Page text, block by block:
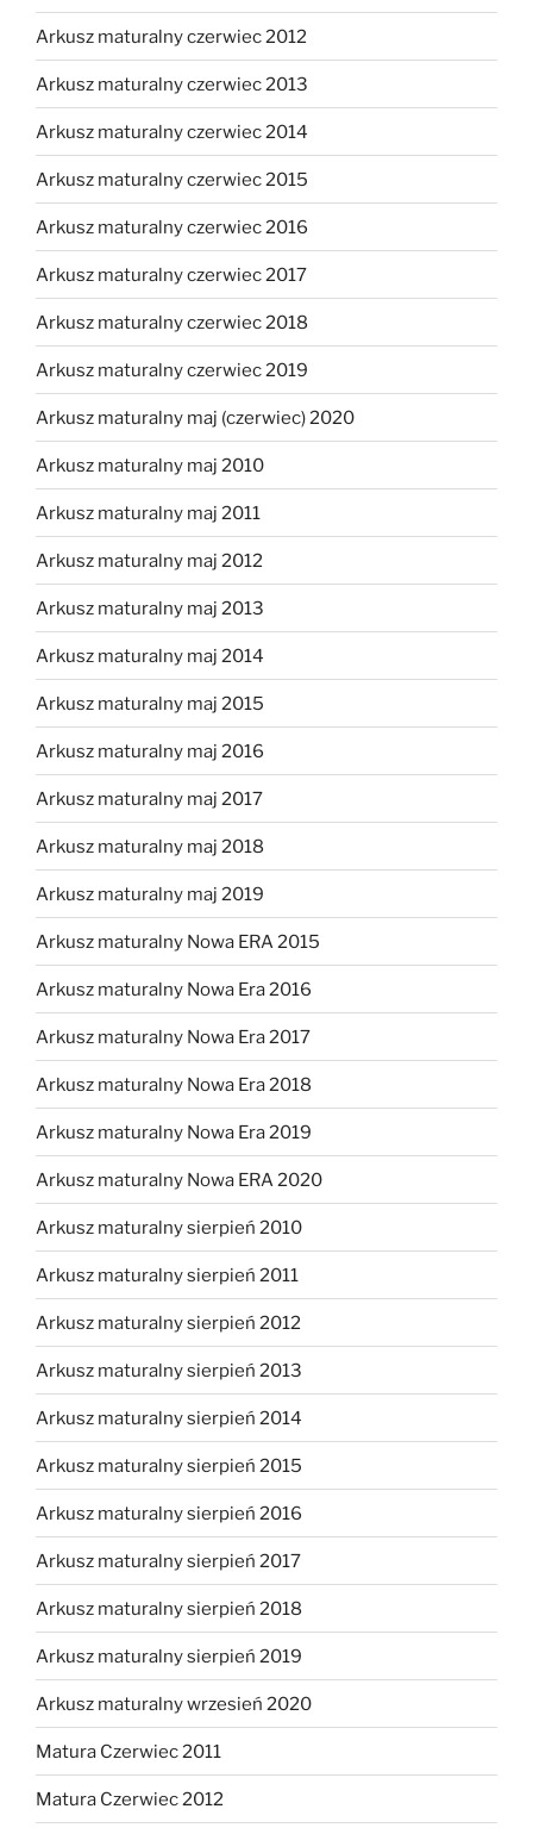
Arkusz maturalny czerwiec 2012
Arkusz maturalny czerwiec 2013
Arkusz maturalny czerwiec 2014
Arkusz maturalny czerwiec 2015
Arkusz maturalny czerwiec 2016
Arkusz maturalny czerwiec 2017
Arkusz maturalny czerwiec 2018
Arkusz maturalny czerwiec 2019
Arkusz maturalny maj (czerwiec) 2020
Arkusz maturalny maj 2010
Arkusz maturalny maj 2011
Arkusz maturalny maj 2012
Arkusz maturalny maj 2013
Arkusz maturalny maj 2014
Arkusz maturalny maj 2015
Arkusz maturalny maj 2016
Arkusz maturalny maj 2017
Arkusz maturalny maj 2018
Arkusz maturalny maj 2019
Arkusz maturalny Nowa ERA 2015
Arkusz maturalny Nowa Era 2016
Arkusz maturalny Nowa Era 2017
Arkusz maturalny Nowa Era 2018
Arkusz maturalny Nowa Era 2019
Arkusz maturalny Nowa ERA 2020
Arkusz maturalny sierpień 2010
Arkusz maturalny sierpień 2011
Arkusz maturalny sierpień 2012
Arkusz maturalny sierpień 2013
Arkusz maturalny sierpień 2014
Arkusz maturalny sierpień 2015
Arkusz maturalny sierpień 2016
Arkusz maturalny sierpień 2017
Arkusz maturalny sierpień 2018
Arkusz maturalny sierpień 2019
Arkusz maturalny wrzesień 2020
Matura Czerwiec 2011
Matura Czerwiec 2012